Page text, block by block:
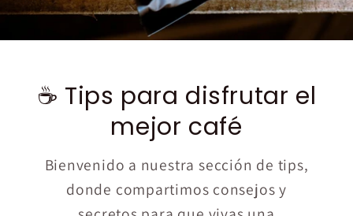
☕ Tips para disfrutar el
mejor café
Bienvenido a nuestra sección de tips,
donde compartimos consejos y